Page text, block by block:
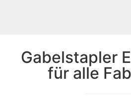
Gabelstapler
für alle